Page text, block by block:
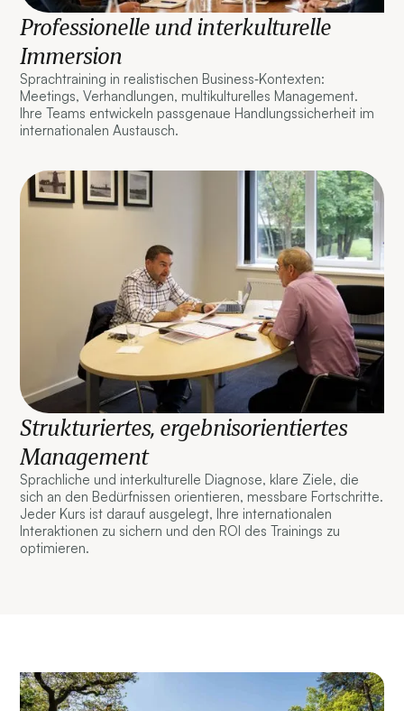
Professionelle und interkulturelle
Immersion
Sprachtraining in realistischen Business‑Kontexten:
Meetings, Verhandlungen, multikulturelles Management.
Ihre Teams entwickeln passgenaue Handlungssicherheit im
internationalen Austausch.
Strukturiertes, ergebnisorientiertes
Management
Sprachliche und interkulturelle Diagnose, klare Ziele, die
sich an den Bedürfnissen orientieren, messbare Fortschritte.
Jeder Kurs ist darauf ausgelegt, Ihre internationalen
Interaktionen zu sichern und den ROI des Trainings zu
optimieren.